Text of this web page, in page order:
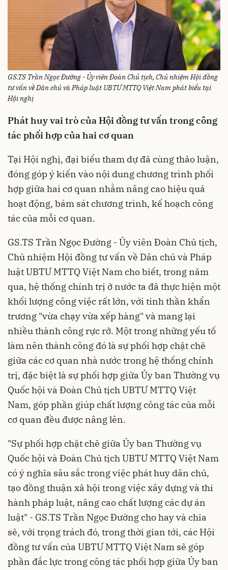
GS.TS Trần Ngọc Đường - Ủy viên Đoàn Chủ tịch, Chủ nhiệm Hội đồng
tư vấn về Dân chủ và Pháp luật UBTƯ MTTQ Việt Nam phát biểu tại
Hội nghị
Phát huy vai trò của Hội đồng tư vấn trong công
tác phối hợp của hai cơ quan
Tại Hội nghị, đại biểu tham dự đã cùng thảo luận,
đóng góp ý kiến vào nội dung chương trình phối
hợp giữa hai cơ quan nhằm nâng cao hiệu quả
hoạt động, bám sát chương trình, kế hoạch công
tác của mỗi cơ quan.
GS.TS Trần Ngọc Đường - Ủy viên Đoàn Chủ tịch,
Chủ nhiệm Hội đồng tư vấn về Dân chủ và Pháp
luật UBTƯ MTTQ Việt Nam cho biết, trong năm
qua, hệ thống chính trị ở nước ta đã thực hiện một
khối lượng công việc rất lớn, với tinh thần khẩn
trương "vừa chạy vừa xếp hàng" và mang lại
nhiều thành công rực rỡ. Một trong những yếu tố
làm nên thành công đó là sự phối hợp chặt chẽ
giữa các cơ quan nhà nước trong hệ thống chính
trị, đặc biệt là sự phối hợp giữa Ủy ban Thường vụ
Quốc hội và Đoàn Chủ tịch UBTƯ MTTQ Việt
Nam, góp phần giúp chất lượng công tác của mỗi
cơ quan đều được nâng lên.
"Sự phối hợp chặt chẽ giữa Ủy ban Thường vụ
Quốc hội và Đoàn Chủ tịch UBTƯ MTTQ Việt Nam
có ý nghĩa sâu sắc trong việc phát huy dân chủ,
tạo đồng thuận xã hội trong việc xây dựng và thi
hành pháp luật, nâng cao chất lượng các dự án
luật" - GS.TS Trần Ngọc Đường cho hay và chia
sẻ, với trọng trách đó, trong thời gian tới, các Hội
đồng tư vấn của UBTƯ MTTQ Việt Nam sẽ góp
phần đắc lực trong công tác phối hợp giữa Ủy ban